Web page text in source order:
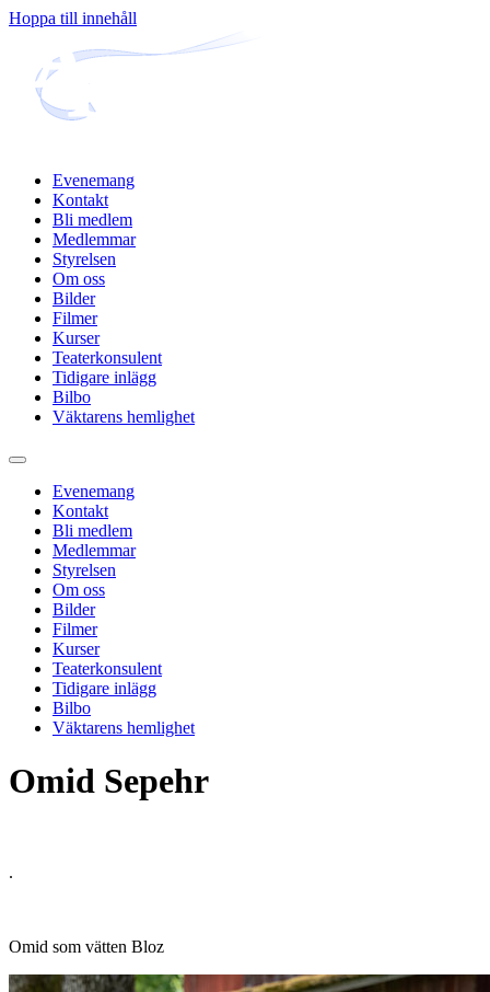
Hoppa till innehåll
Evenemang
Kontakt
Bli medlem
Medlemmar
Styrelsen
Om oss
Bilder
Filmer
Kurser
Teaterkonsulent
Tidigare inlägg
Bilbo
Väktarens hemlighet
Evenemang
Kontakt
Bli medlem
Medlemmar
Styrelsen
Om oss
Bilder
Filmer
Kurser
Teaterkonsulent
Tidigare inlägg
Bilbo
Väktarens hemlighet
Omid Sepehr
.
Omid som vätten Bloz